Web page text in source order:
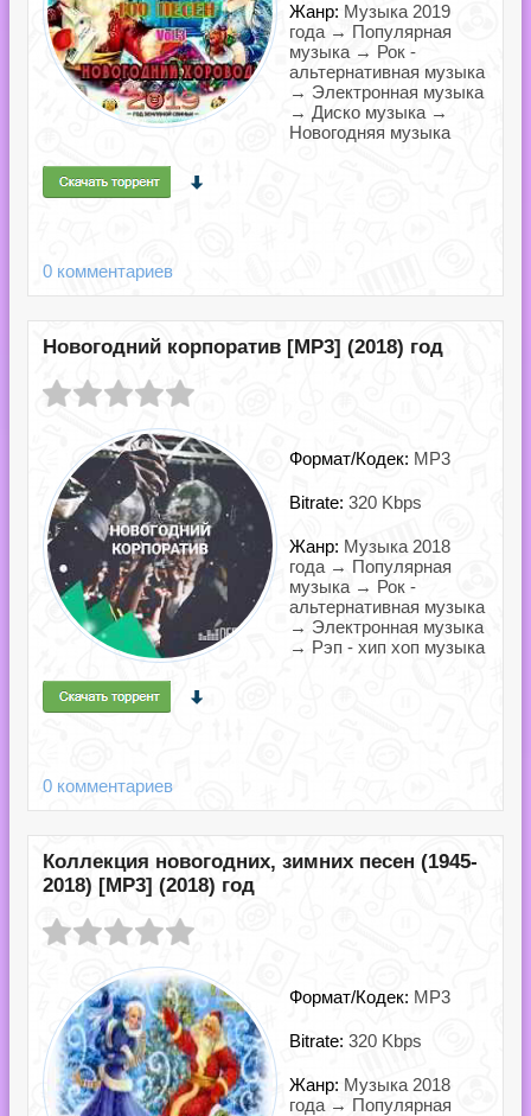
Жанр: Музыка 2019
года → Популярная
музыка → Рок -
альтернативная музыка
→ Электронная музыка
→ Диско музыка →
Новогодняя музыка
0 комментариев
Новогодний корпоратив [MP3] (2018) год
Формат/Кодек: MP3
Bitrate: 320 Kbps
Жанр: Музыка 2018
года → Популярная
музыка → Рок -
альтернативная музыка
→ Электронная музыка
→ Рэп - хип хоп музыка
0 комментариев
Коллекция новогодних, зимних песен (1945-
2018) [MP3] (2018) год
Формат/Кодек: MP3
Bitrate: 320 Kbps
Жанр: Музыка 2018
года → Популярная